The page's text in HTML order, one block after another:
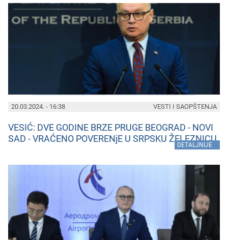
20.03.2024. - 16:38
VESIĆ: DVE GODINE BRZE PRUGE BEOGRAD - NOVI
SAD - VRAĆENO POVERENjE U SRPSKU ŽELEZNICU
DETALJNIJE
VESTI I SAOPŠTENJA